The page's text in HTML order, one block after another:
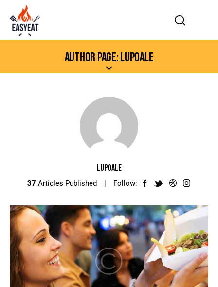
AUTHOR PAGE: LUPOALE
LUPOALE
37 Articles Published Follow: